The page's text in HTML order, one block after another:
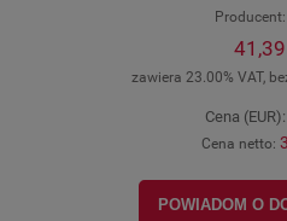
Producent:
41,39
zawiera 23.00% VAT,
Cena (EUR):
Cena netto:
POWIADOM O